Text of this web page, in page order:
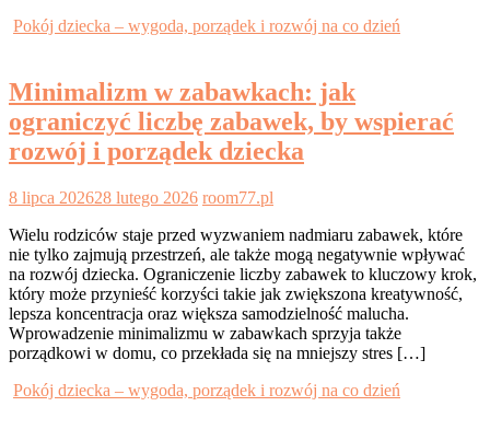
Pokój dziecka – wygoda, porządek i rozwój na co dzień
Minimalizm w zabawkach: jak
ograniczyć liczbę zabawek, by wspierać
rozwój i porządek dziecka
8 lipca 202628 lutego 2026 room77.pl
Wielu rodziców staje przed wyzwaniem nadmiaru zabawek, które
nie tylko zajmują przestrzeń, ale także mogą negatywnie wpływać
na rozwój dziecka. Ograniczenie liczby zabawek to kluczowy krok,
który może przynieść korzyści takie jak zwiększona kreatywność,
lepsza koncentracja oraz większa samodzielność malucha.
Wprowadzenie minimalizmu w zabawkach sprzyja także
porządkowi w domu, co przekłada się na mniejszy stres […]
Pokój dziecka – wygoda, porządek i rozwój na co dzień